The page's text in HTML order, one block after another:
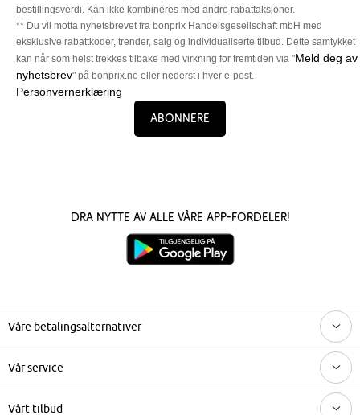
bestillingsverdi. Kan ikke kombineres med andre rabattaksjoner.
** Du vil motta nyhetsbrevet fra bonprix Handelsgesellschaft mbH med
eksklusive rabattkoder, trender, salg og individualiserte tilbud. Dette samtykket
kan når som helst trekkes tilbake med virkning for fremtiden via "Meld deg av
nyhetsbrev" på bonprix.no eller nederst i hver e-post.
Personvernerklæring
Abonnere
Dra nytte av alle våre app-fordeler!
Våre betalingsalternativer
Vår service
Vårt tilbud